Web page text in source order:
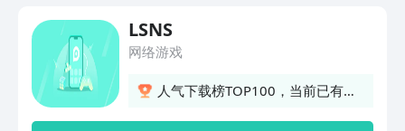
家可以来了解一下。LSNS
网络游戏
人气下载榜TOP100，当前已有